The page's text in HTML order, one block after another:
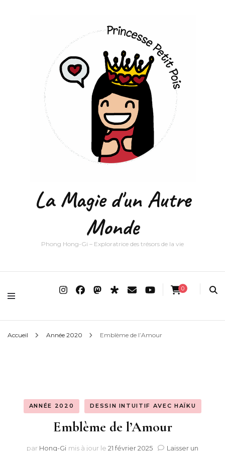
La Magie d'un Autre
Monde
Phong Hong-Gi – Exploratrice des trésors de la vie
0
Accueil Année 2020 Emblème de l’Amour
ANNÉE 2020 DESSIN INTUITIF AVEC HAÏKU
Emblème de l’Amour
par Hong-Gi mis à jour le 21 février 2025
Laisser un